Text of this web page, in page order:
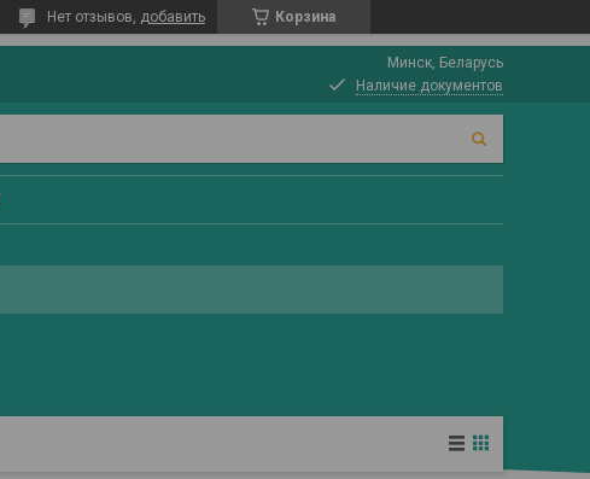
Корзина
Нет отзывов, добавить
Минск, Беларусь
Наличие документов